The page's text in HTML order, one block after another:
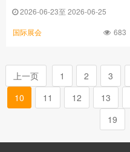
2026-06-23至 2026-06-25
国际展会 683
上一页 1 2 3
10
11 12 13
19